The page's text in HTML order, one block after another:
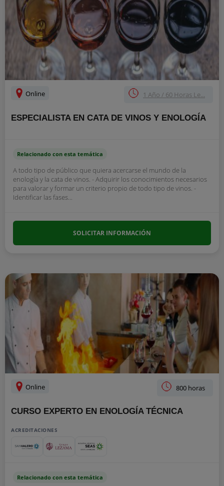
Online 1 Año / 60 Horas Le...
ESPECIALISTA EN CATA DE VINOS Y ENOLOGÍA
Relacionado con esta temática
A todo tipo de público que quiera acercarse el mundo de la
enología y la cata de vinos. - Adquirir los conocimientos necesarios
para valorar y formar un criterio propio de todo tipo de vinos. -
Identificar las fases...
SOLICITAR INFORMACIÓN
Online 800 horas
CURSO EXPERTO EN ENOLOGÍA TÉCNICA
ACREDITACIONES
Relacionado con esta temática